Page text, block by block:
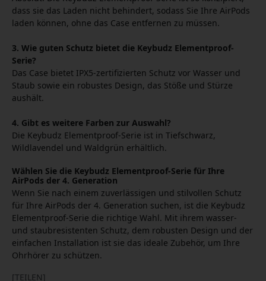
dass sie das Laden nicht behindert, sodass Sie Ihre AirPods
laden können, ohne das Case entfernen zu müssen.
3. Wie guten Schutz bietet die Keybudz Elementproof-
Serie?
Das Case bietet IPX5-zertifizierten Schutz vor Wasser und
Staub sowie ein robustes Design, das Stöße und Stürze
aushält.
4. Gibt es weitere Farben zur Auswahl?
Die Keybudz Elementproof-Serie ist in Tiefschwarz,
Wildlavendel und Waldgrün erhältlich.
Wählen Sie die Keybudz Elementproof-Serie für Ihre
AirPods der 4. Generation
Wenn Sie nach einem zuverlässigen und stilvollen Schutz
für Ihre AirPods der 4. Generation suchen, ist die Keybudz
Elementproof-Serie die richtige Wahl. Mit ihrem wasser-
und staubresistenten Schutz, dem robusten Design und der
einfachen Installation ist sie das ideale Zubehör, um Ihre
Ohrhörer zu schützen.
[TEILEN]